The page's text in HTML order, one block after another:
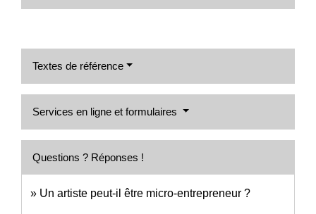
Textes de référence
Services en ligne et formulaires
Questions ? Réponses !
Un artiste peut-il être micro-entrepreneur ?